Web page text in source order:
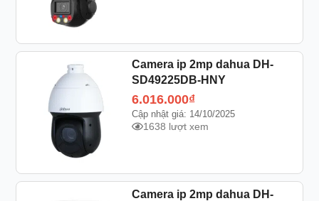
Camera ip 2mp dahua DH-
SD49225DB-HNY
6.016.000₫
Cập nhật giá: 14/10/2025
1638 lượt xem
Camera ip 2mp dahua DH-